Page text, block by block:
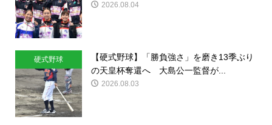
2026.08.04
硬式野球
【硬式野球】「勝負強さ」を磨き13季ぶり
の天皇杯奪還へ 大島公一監督が...
2026.08.03